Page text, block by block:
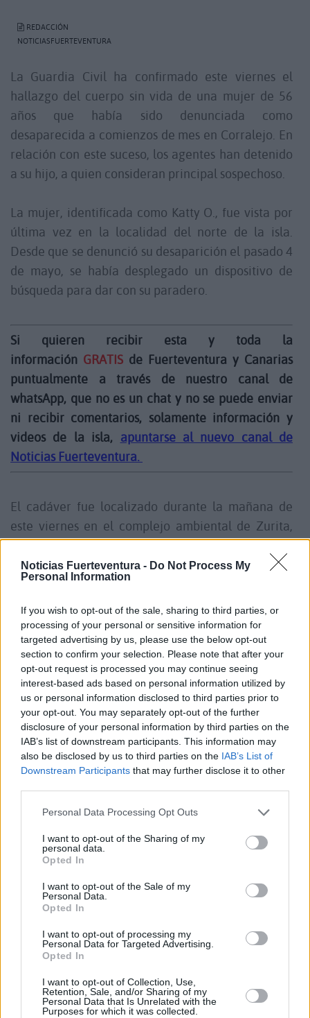
Noticias Fuerteventura - Do Not Process My
Personal Information
If you wish to opt-out of the sale, sharing to third parties, or
processing of your personal or sensitive information for
targeted advertising by us, please use the below opt-out
section to confirm your selection. Please note that after your
opt-out request is processed you may continue seeing
interest-based ads based on personal information utilized by
us or personal information disclosed to third parties prior to
your opt-out. You may separately opt-out of the further
disclosure of your personal information by third parties on the
IAB’s list of downstream participants. This information may
also be disclosed by us to third parties on the IAB’s List of
Downstream Participants that may further disclose it to other
Personal Data Processing Opt Outs
I want to opt-out of the Sharing of my
personal data.
Opted In
I want to opt-out of the Sale of my
Personal Data.
Opted In
I want to opt-out of processing my
Personal Data for Targeted Advertising.
Opted In
I want to opt-out of Collection, Use,
Retention, Sale, and/or Sharing of my
Personal Data that Is Unrelated with the
Purposes for which it was collected.
REDACCIÓN
NOTICIASFUERTEVENTURA
La Guardia Civil ha confirmado este viernes el
hallazgo del cuerpo sin vida de una mujer de 56
años que había sido denunciada como
desaparecida a comienzos de mes en Corralejo. En
relación con este suceso, los agentes han detenido
a su hijo, a quien consideran principal sospechoso.
La mujer, identificada como Katty O., fue vista por
última vez en la localidad del norte de la isla.
Desde que se denunció su desaparición el pasado 4
de mayo, se había desplegado un dispositivo de
búsqueda para dar con su paradero.
Si quieren recibir esta y toda la
información GRATIS de Fuerteventura y Canarias
puntualmente a través de nuestro canal de
whatsApp, que no es un chat y no se puede enviar
ni recibir comentarios, solamente información y
videos de la isla, apuntarse al nuevo canal de
Noticias Fuerteventura.
El cadáver fue localizado durante la mañana de
este viernes en el complejo ambiental de Zurita,
una zona que ya estaba siendo investigada por los
agentes en los últimos días.
De forma paralela al hallazgo, efectivos de la
Policía Judicial de la Guardia Civil de Las Palmas
procedieron a la detención del hijo de la víctima, al
que presuntamente vinculan con los hechos.
Por ahora, no se han hecho públicas las causas del
fallecimiento ni las circunstancias exactas en las
que se produjo. La investigación sigue en curso y
será la autopsia, realizada por el Instituto de
Medicina Legal de Las Palmas, la que permita
Comentarios (0)
LO MÁS LEÍDO
HUMANOS?. Por Maite de Vera Cabrera